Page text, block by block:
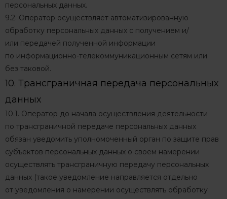
персональных данных.
9.2. Оператор осуществляет автоматизированную
обработку персональных данных с получением и/
или передачей полученной информации
по информационно-телекоммуникационным сетям или
без таковой.
10. Трансграничная передача персональных
данных
10.1. Оператор до начала осуществления деятельности
по трансграничной передаче персональных данных
обязан уведомить уполномоченный орган по защите прав
субъектов персональных данных о своем намерении
осуществлять трансграничную передачу персональных
данных (такое уведомление направляется отдельно
от уведомления о намерении осуществлять обработку